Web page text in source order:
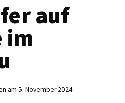
auf
im
am 5. November 2024